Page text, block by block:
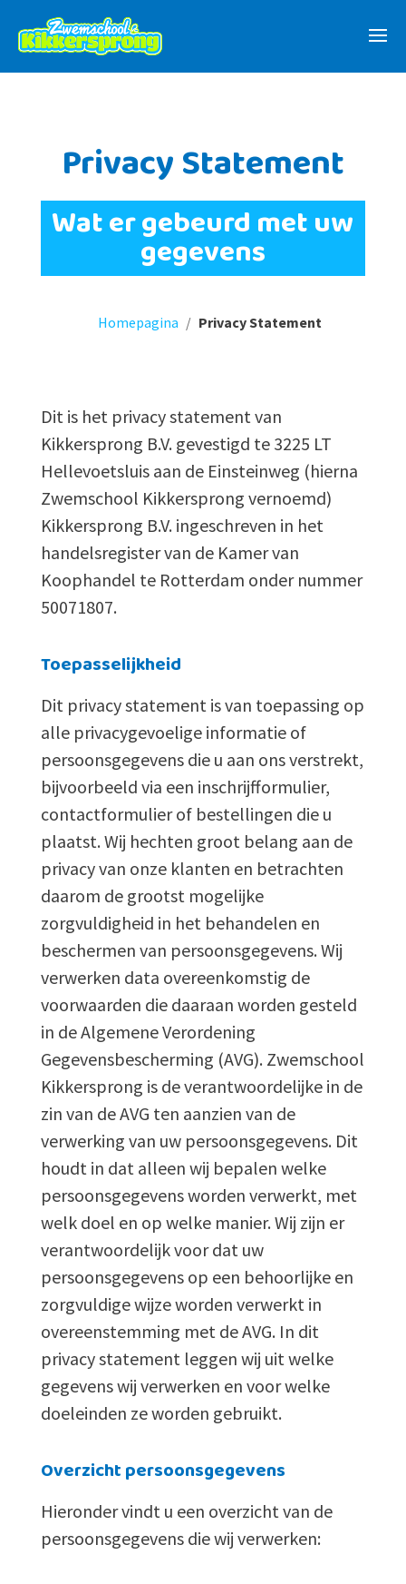
Privacy Statement
Wat er gebeurd met uw
gegevens
Homepagina / Privacy Statement
Dit is het privacy statement van
Kikkersprong B.V. gevestigd te 3225 LT
Hellevoetsluis aan de Einsteinweg (hierna
Zwemschool Kikkersprong vernoemd)
Kikkersprong B.V. ingeschreven in het
handelsregister van de Kamer van
Koophandel te Rotterdam onder nummer
50071807.
Toepasselijkheid
Dit privacy statement is van toepassing op
alle privacygevoelige informatie of
persoonsgegevens die u aan ons verstrekt,
bijvoorbeeld via een inschrijfformulier,
contactformulier of bestellingen die u
plaatst. Wij hechten groot belang aan de
privacy van onze klanten en betrachten
daarom de grootst mogelijke
zorgvuldigheid in het behandelen en
beschermen van persoonsgegevens. Wij
verwerken data overeenkomstig de
voorwaarden die daaraan worden gesteld
in de Algemene Verordening
Gegevensbescherming (AVG). Zwemschool
Kikkersprong is de verantwoordelijke in de
zin van de AVG ten aanzien van de
verwerking van uw persoonsgegevens. Dit
houdt in dat alleen wij bepalen welke
persoonsgegevens worden verwerkt, met
welk doel en op welke manier. Wij zijn er
verantwoordelijk voor dat uw
persoonsgegevens op een behoorlijke en
zorgvuldige wijze worden verwerkt in
overeenstemming met de AVG. In dit
privacy statement leggen wij uit welke
gegevens wij verwerken en voor welke
doeleinden ze worden gebruikt.
Overzicht persoonsgegevens
Hieronder vindt u een overzicht van de
persoonsgegevens die wij verwerken: